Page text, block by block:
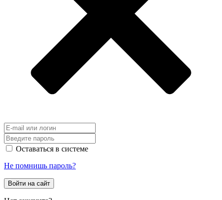
Оставаться в системе
Не помнишь пароль?
Войти на сайт